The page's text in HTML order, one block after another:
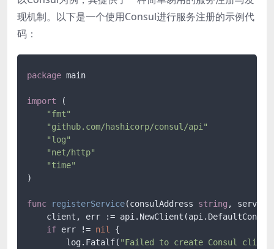
现机制。以下是一个使用Consul进行服务注册的示例代
码：
package main
import (
"fmt"
"github.com/hashicorp/consul/api"
"log"
"net/http"
"time"
)
func registerService(consulAddress string ,
client, err :=
if err != nil
{
        log.Fatalf(
"Failed to create Consul